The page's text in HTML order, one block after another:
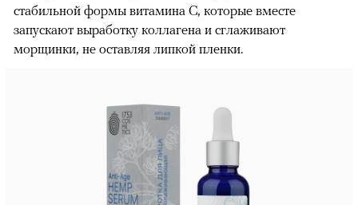
стабильной формы витамина С, которые вместе
запускают выработку коллагена и сглаживают
морщинки, не оставляя липкой пленки.